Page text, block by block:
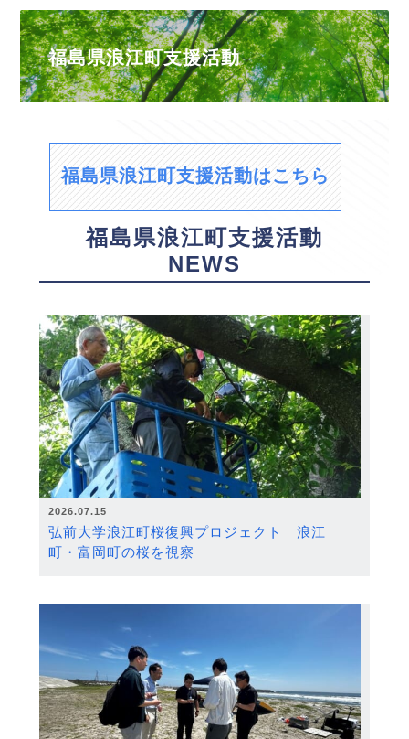
福島県浪江町支援活動
福島県浪江町支援活動はこちら
福島県浪江町支援活動
NEWS
2026.07.15
弘前大学浪江町桜復興プロジェクト 浪江
町・富岡町の桜を視察